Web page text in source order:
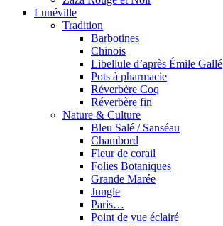
Lunéville
Tradition
Barbotines
Chinois
Libellule d’après Émile Gallé
Pots à pharmacie
Réverbère Coq
Réverbère fin
Nature & Culture
Bleu Salé / Sanséau
Chambord
Fleur de corail
Folies Botaniques
Grande Marée
Jungle
Paris…
Point de vue éclairé